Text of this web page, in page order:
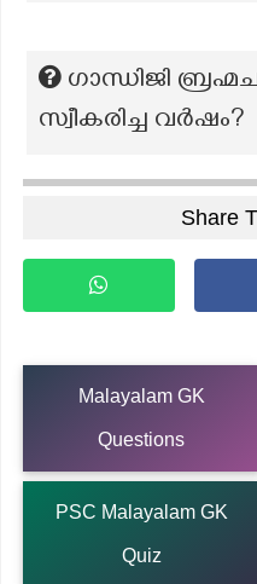
ഗാന്ധിജി
സ്വീകരിച്ച വർഷം?
Share
Malayalam GK
Questions
PSC Malayalam GK
Quiz